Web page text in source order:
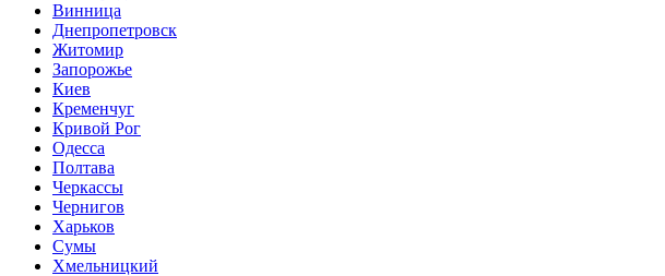
Винница
Днепропетровск
Житомир
Запорожье
Киев
Кременчуг
Кривой Рог
Одесса
Полтава
Черкассы
Чернигов
Харьков
Сумы
Хмельницкий